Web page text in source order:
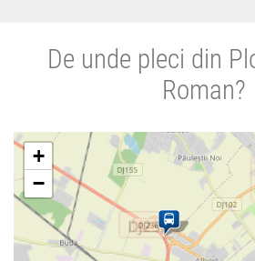
De unde pleci din
Roman?
+
−